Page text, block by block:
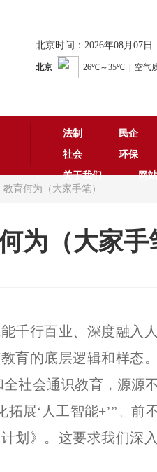
北京时间：2026年08月07日
法制 民企
社会
环保
关于我们
网
育何为（大家手笔）
为（大家手
千行百业、深度融入
育的底层逻辑和样态
社会通识教育，源源
拓展‘人工智能+’”。前
划》。这要求我们深